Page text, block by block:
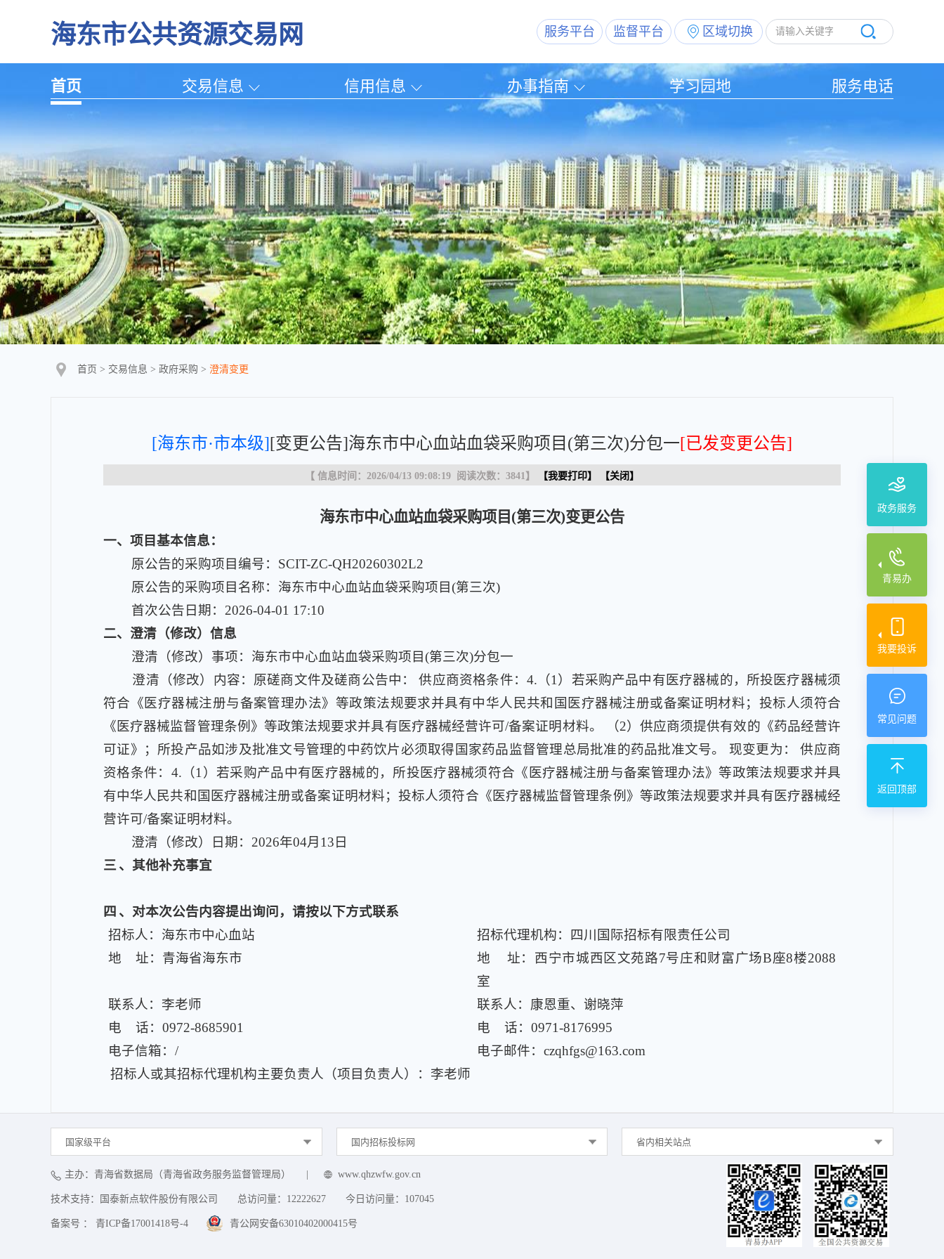
海东市公共资源交易网 服务平台 监督平台 区域切换
首页 交易信息 信用信息 办事指南 学习园地 服务电话
政务服务
青易办
我要投诉
常见问题
返回顶部
首页 > 交易信息 > 政府采购 > 澄清变更
[海东市·市本级][变更公告]海东市中心血站血袋采购项目(第三次)分包一[已发变更公告]
【 信息时间：2026/04/13 09:08:19 阅读次数： 3841 】 【我要打印】 【关闭 】
海东市中心血站血袋采购项目(第三次)变更公告
一、项目基本信息：
原公告的采购项目编号：SCIT-ZC-QH20260302L2
原公告的采购项目名称：海东市中心血站血袋采购项目(第三次)
首次公告日期：2026-04-01 17:10
二、澄清（修改）信息
澄清（修改）事项：海东市中心血站血袋采购项目(第三次)分包一
澄清（修改）内容：原磋商文件及磋商公告中： 供应商资格条件：4.（1）若采购产品中有医疗器械的，所投医疗器械须
符合《医疗器械注册与备案管理办法》等政策法规要求并具有中华人民共和国医疗器械注册或备案证明材料；投标人须符合
《医疗器械监督管理条例》等政策法规要求并具有医疗器械经营许可/备案证明材料。 （2）供应商须提供有效的《药品经营许
可证》；所投产品如涉及批准文号管理的中药饮片必须取得国家药品监督管理总局批准的药品批准文号。 现变更为： 供应商
资格条件：4.（1）若采购产品中有医疗器械的，所投医疗器械须符合《医疗器械注册与备案管理办法》等政策法规要求并具
有中华人民共和国医疗器械注册或备案证明材料；投标人须符合《医疗器械监督管理条例》等政策法规要求并具有医疗器械经
营许可/备案证明材料。
澄清（修改）日期：2026年04月13日
三、其他补充事宜
四 、对本次公告内容提出询问，请按以下方式联系
招标人：海东市中心血站
招标代理机构：四川国际招标有限责任公司
地 址：青海省海东市
地 址：西宁市城西区文苑路7号庄和财富广场B座8楼2088
室
联系人：李老师
联系人：康恩重、谢晓萍
电 话：0972-8685901
电 话：0971-8176995
电子信箱：/
电子邮件：czqhfgs@163.com
招标人或其招标代理机构主要负责人（项目负责人）：李老师
国家级平台 国内招标投标网 省内相关站点
主办：青海省数据局（青海省政务服务监督管理局） www.qhzwfw.gov.cn
技术支持：国泰新点软件股份有限公司 总访问量： 12222627 今日访问量： 107045
备案号 ： 青ICP备17001418号-4 青公网安备63010402000415号